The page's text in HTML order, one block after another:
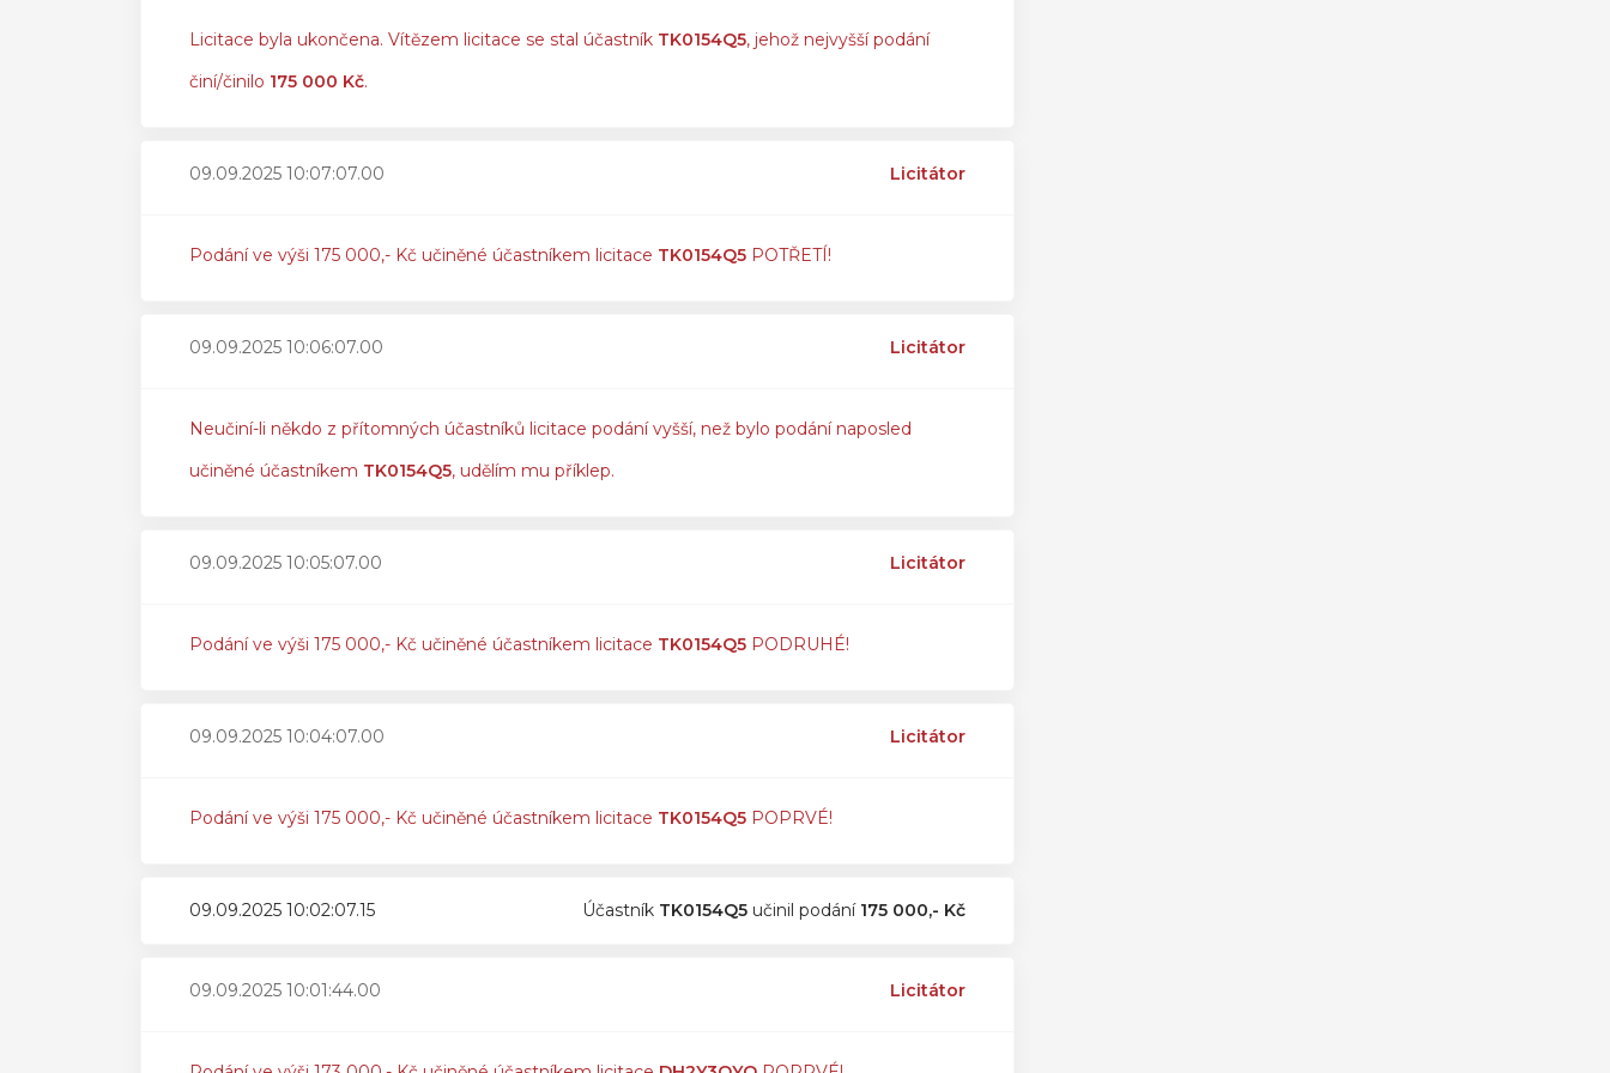
Licitace byla ukončena. Vítězem licitace se stal účastník TK0154Q5, jehož nejvyšší podání
činí/činilo 175 000 Kč.
09.09.2025 10:07:07.00 Licitátor
Podání ve výši 175 000,- Kč učiněné účastníkem licitace TK0154Q5 POTŘETÍ!
09.09.2025 10:06:07.00 Licitátor
Neučiní-li někdo z přítomných účastníků licitace podání vyšší, než bylo podání naposled
učiněné účastníkem TK0154Q5, udělím mu příklep.
09.09.2025 10:05:07.00 Licitátor
Podání ve výši 175 000,- Kč učiněné účastníkem licitace TK0154Q5 PODRUHÉ!
09.09.2025 10:04:07.00 Licitátor
Podání ve výši 175 000,- Kč učiněné účastníkem licitace TK0154Q5 POPRVÉ!
09.09.2025 10:02:07.15 Účastník TK0154Q5 učinil podání 175 000,- Kč
09.09.2025 10:01:44.00 Licitátor